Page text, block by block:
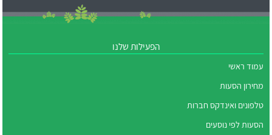
הפעילות שלנו
עמוד ראשי
מחירון הסעות
טלפונים ואינדקס חברות
הסעות לפי נוסעים